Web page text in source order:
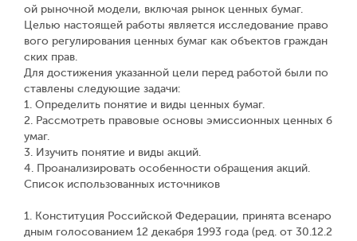
ой рыночной модели, включая рынок ценных бумаг.
Целью настоящей работы является исследование право
вого регулирования ценных бумаг как объектов граждан
ских прав.
Для достижения указанной цели перед работой были по
ставлены следующие задачи:
1. Определить понятие и виды ценных бумаг.
2. Рассмотреть правовые основы эмиссионных ценных б
умаг.
3. Изучить понятие и виды акций.
4. Проанализировать особенности обращения акций.
Список использованных источников
1. Конституция Российской Федерации, принята всенаро
дным голосованием 12 декабря 1993 года (ред. от 30.12.2